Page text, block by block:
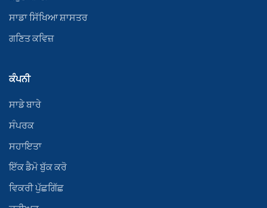
ਸਾਡਾ ਸਿੱਖਿਆ ਸ਼ਾਸਤਰ
ਗਣਿਤ ਕਵਿਜ਼
ਕੰਪਨੀ
ਸਾਡੇ ਬਾਰੇ
ਸੰਪਰਕ
ਸਹਾਇਤਾ
ਇੱਕ ਡੈਮੋ ਬੁੱਕ ਕਰੋ
ਵਿਕਰੀ ਪੁੱਛਗਿੱਛ